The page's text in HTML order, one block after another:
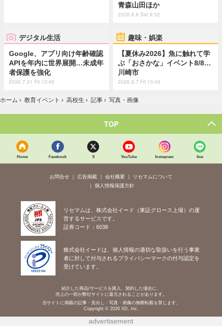
青森山田ほか
2026.8.8 Sat 9:52
デジタル生活
Google、アプリ向け年齢確認
APIを年内に世界展開…未成年
者保護を強化
2026.7.31 Fri 13:45
趣味・娯楽
【夏休み2026】魚に触れて学
ぶ「おさかな」イベント8/8…
川崎市
2026.8.7 Fri 10:45
ホーム › 教育イベント › 高校生 › 記事 › 写真・画像
TOP
Home Facebook X YouTube Instagram line
お問合せ 広告掲載 会社概要
リセマムについて
個人情報保護方針
リセマムは、株式会社イード（東証グロース上場）の運
営するサービスです。
証券コード：6038
株式会社イードは、個人情報の適切な取扱いを行う事業
者に対して付与されるプライバシーマークの付与認定を
受けています。
紹介した商品/サービスを購入、契約した場合に、
売上の一部が弊社サイトに還元されることがあります。
当サイトに掲載の記事・見出し・写真・画像の無断転載を禁じます。
Copyright © 2026 IID, Inc.
advertisement